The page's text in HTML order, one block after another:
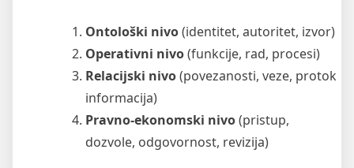
Ontološki nivo(identitet, autoritet, izvor)
Operativni nivo(funkcije, rad, procesi)
Relacijski nivo(povezanosti, veze, protok
informacija)
Pravno-ekonomski nivo(pristup,
dozvole, odgovornost, revizija)